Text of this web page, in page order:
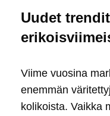
Uudet
Viime vuosina
enemmän
kolikoista. Vaikka